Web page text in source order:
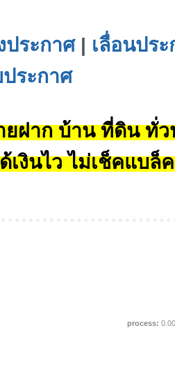
ประกาศ| เลื่อนปร
ระกาศ
ฝาก บ้าน ที่ดิน ทั่ว
เงินไว ไม่เช็คแบล็
process: